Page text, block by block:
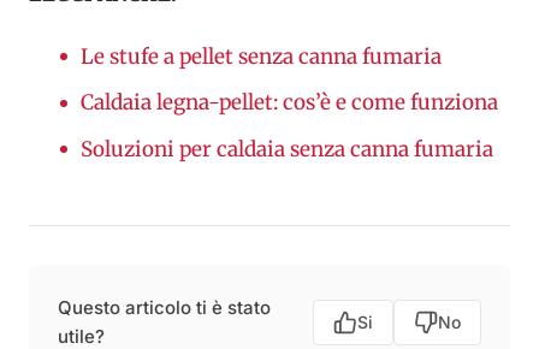
Le stufe a pellet senza canna fumaria
Caldaia legna-pellet: cos’è e come funziona
Soluzioni per caldaia senza canna fumaria
Questo articolo ti è stato
utile?
Si No